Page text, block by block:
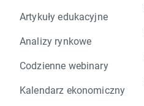
Artykuły edukacyjne
Analizy rynkowe
Codzienne webinary
Kalendarz ekonomiczny